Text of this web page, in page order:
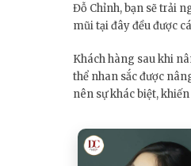
Đỗ Chỉnh, bạn sẽ trải
mũi tại đây đều được
Khách hàng sau khi
thể nhan sắc được
nên sự khác biệt,